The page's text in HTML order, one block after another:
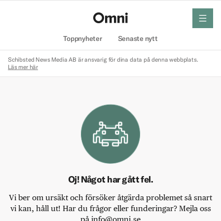
Toppnyheter Senaste nytt
meny
Schibsted News Media AB är ansvarig för dina data på denna webbplats.
Läs mer här
Oj! Något har gått fel.
Vi ber om ursäkt och försöker åtgärda problemet så snart
vi kan, håll ut! Har du frågor eller funderingar? Mejla oss